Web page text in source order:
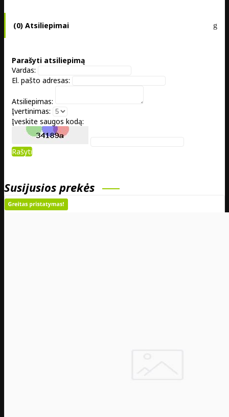
(0) Atsiliepimai
Parašyti atsiliepimą
Vardas:
El. pašto adresas:
Atsiliepimas:
Įvertinimas:
Įveskite saugos kodą:
Rašyti
Susijusios prekės